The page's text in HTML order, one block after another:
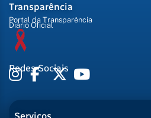
Transparência
Portal da Transparência
Diário Oficial
Redes Sociais